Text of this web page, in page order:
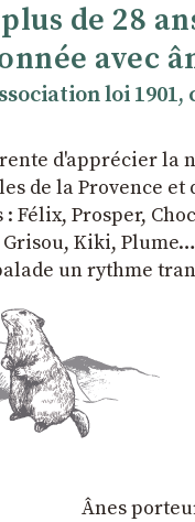
de 28
avec
loi
d'apprécier la
de la Provence
Félix, Prosper,
Grisou, Kiki,
un rythme
Ânes